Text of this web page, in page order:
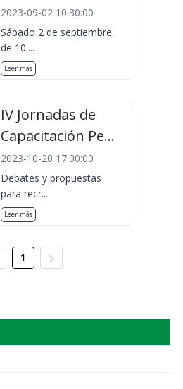
2023-09-02 10:30:00
Sábado 2 de septiembre,
de 10....
Leer más
IV Jornadas de
Capacitación Pe...
2023-10-20 17:00:00
Debates y propuestas
para recr...
Leer más
1